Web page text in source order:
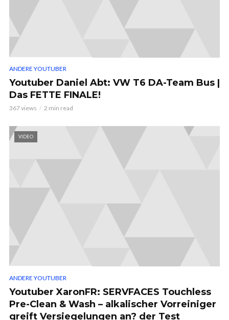
ANDERE YOUTUBER
Youtuber Daniel Abt: VW T6 DA-Team Bus |
Das FETTE FINALE!
367 views 2 min read
VIDEO
ANDERE YOUTUBER
Youtuber XaronFR: SERVFACES Touchless
Pre-Clean & Wash – alkalischer Vorreiniger
greift Versiegelungen an? der Test